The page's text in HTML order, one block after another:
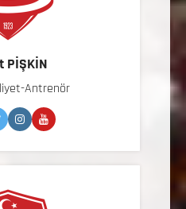
PİŞKİN
Antrenör